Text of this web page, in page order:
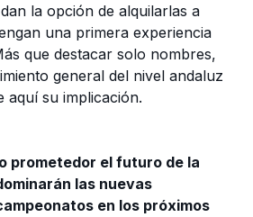
la opción de alquilarlas a
una primera experiencia
que destacar solo nombres,
general del nivel andaluz
aquí su implicación.
prometedor el futuro de la
las nuevas
en los próximos